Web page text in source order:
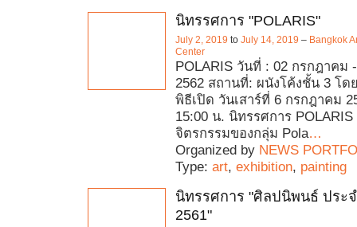
นิทรรศการ "POLARIS"
July 2, 2019 to July 14, 2019 – Bangkok
Center
POLARIS วันที่ : 02 กรกฎาคม
2562 สถานที่: ผนังโค้งชั้น 3 โด
พิธีเปิด วันเสาร์ที่ 6 กรกฎาคม
15:00 น. นิทรรศการ
จิตรกรรมของกลุ่ม Pola…
Organized by NEWS
Type: art, exhibition, painting
นิทรรศการ "ศิลปนิพนธ์ ประ
2561"